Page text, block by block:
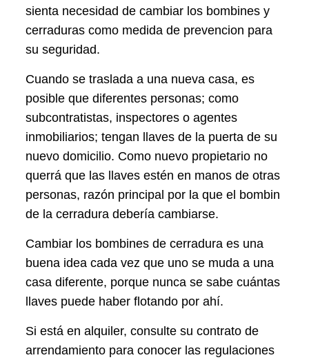
sienta necesidad de cambiar los bombines y
cerraduras como medida de prevencion para
su seguridad.
Cuando se traslada a una nueva casa, es
posible que diferentes personas; como
subcontratistas, inspectores o agentes
inmobiliarios; tengan llaves de la puerta de su
nuevo domicilio. Como nuevo propietario no
querrá que las llaves estén en manos de otras
personas, razón principal por la que el bombin
de la cerradura debería cambiarse.
Cambiar los bombines de cerradura es una
buena idea cada vez que uno se muda a una
casa diferente, porque nunca se sabe cuántas
llaves puede haber flotando por ahí.
Si está en alquiler, consulte su contrato de
arrendamiento para conocer las regulaciones